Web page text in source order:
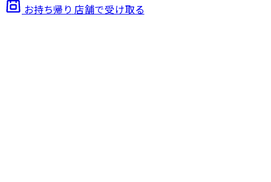
お持ち帰り 店舗で受け取る